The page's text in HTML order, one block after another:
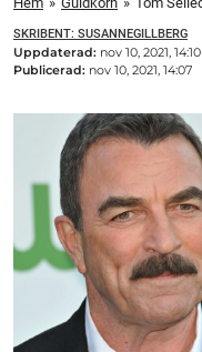
SKRIBENT: SUSANNEGILLBERG
Uppdaterad: nov 10, 2021, 14:10
Publicerad: nov 10, 2021, 14:07